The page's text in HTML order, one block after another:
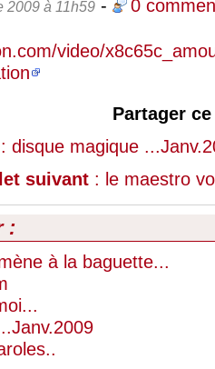
2009 à 11h59 - 0
video/
Partager
: disque magique
suivant : le maestro
:
à la baguette...